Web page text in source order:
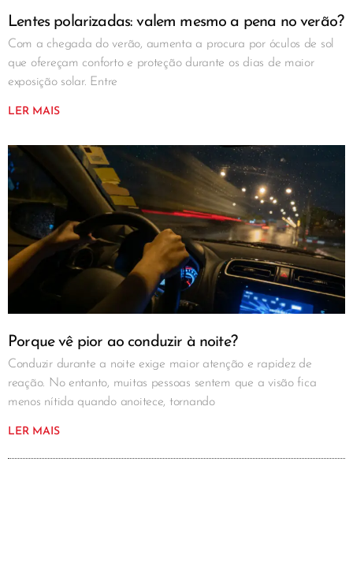
Lentes polarizadas: valem mesmo a pena no verão?
Com a chegada do verão, aumenta a procura por óculos de sol
que ofereçam conforto e proteção durante os dias de maior
exposição solar. Entre
LER MAIS
Porque vê pior ao conduzir à noite?
Conduzir durante a noite exige maior atenção e rapidez de
reação. No entanto, muitas pessoas sentem que a visão fica
menos nítida quando anoitece, tornando
LER MAIS